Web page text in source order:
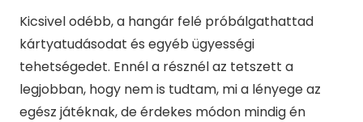
Kicsivel odébb, a hangár felé próbálgathattad
kártyatudásodat és egyéb ügyességi
tehetségedet. Ennél a résznél az tetszett a
legjobban, hogy nem is tudtam, mi a lényege az
egész játéknak, de érdekes módon mindig én